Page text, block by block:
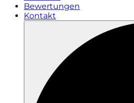
Bewertungen
Kontakt